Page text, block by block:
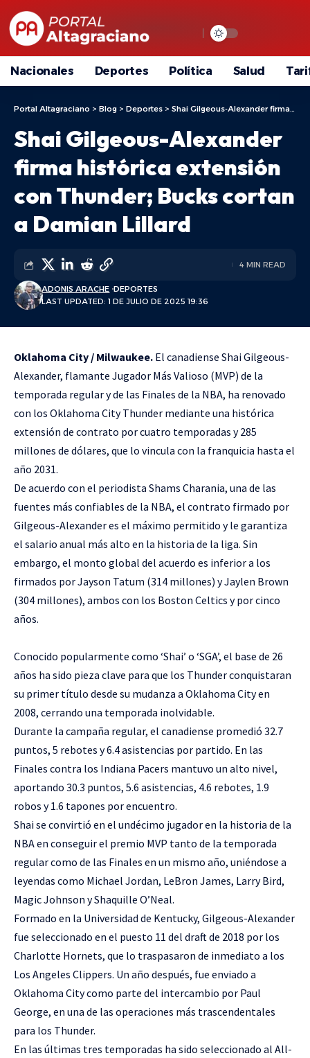
Nacionales Deportes Política Salud
Portal Altagraciano > Blog > Deportes > Shai Gilgeous-Alexander firma histórica extensión con Thunder; Bucks cortan a Damian Lillard
Shai Gilgeous-Alexander
firma histórica extensión
con Thunder; Bucks cortan
a Damian Lillard
LAST UPDATED: 1 DE JULIO DE 2025 19:36
ADONIS ARACHE DEPORTES
4 MIN READ
Oklahoma City / Milwaukee. El canadiense Shai Gilgeous-
Alexander, flamante Jugador Más Valioso (MVP) de la
temporada regular y de las Finales de la NBA, ha renovado
con los Oklahoma City Thunder mediante una histórica
extensión de contrato por cuatro temporadas y 285
millones de dólares, que lo vincula con la franquicia hasta el
año 2031.
De acuerdo con el periodista Shams Charania, una de las
fuentes más confiables de la NBA, el contrato firmado por
Gilgeous-Alexander es el máximo permitido y le garantiza
el salario anual más alto en la historia de la liga. Sin
embargo, el monto global del acuerdo es inferior a los
firmados por Jayson Tatum (314 millones) y Jaylen Brown
(304 millones), ambos con los Boston Celtics y por cinco
años.
Conocido popularmente como ‘Shai’ o ‘SGA’, el base de 26
años ha sido pieza clave para que los Thunder conquistaran
su primer título desde su mudanza a Oklahoma City en
2008, cerrando una temporada inolvidable.
Durante la campaña regular, el canadiense promedió 32.7
puntos, 5 rebotes y 6.4 asistencias por partido. En las
Finales contra los Indiana Pacers mantuvo un alto nivel,
aportando 30.3 puntos, 5.6 asistencias, 4.6 rebotes, 1.9
robos y 1.6 tapones por encuentro.
Shai se convirtió en el undécimo jugador en la historia de la
NBA en conseguir el premio MVP tanto de la temporada
regular como de las Finales en un mismo año, uniéndose a
leyendas como Michael Jordan, LeBron James, Larry Bird,
Magic Johnson y Shaquille O’Neal.
Formado en la Universidad de Kentucky, Gilgeous-Alexander
fue seleccionado en el puesto 11 del draft de 2018 por los
Charlotte Hornets, que lo traspasaron de inmediato a los
Los Angeles Clippers. Un año después, fue enviado a
Oklahoma City como parte del intercambio por Paul
George, en una de las operaciones más trascendentales
para los Thunder.
En las últimas tres temporadas ha sido seleccionado al All-